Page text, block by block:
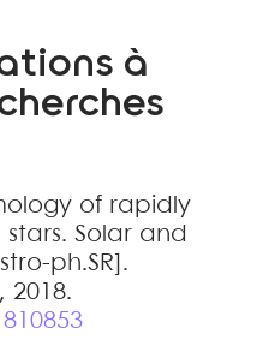
à
of rapidly
. Solar and
ph.SR].
2018.